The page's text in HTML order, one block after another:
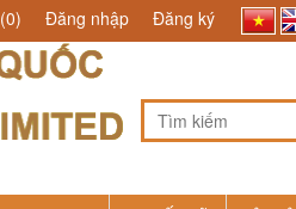
(0) Đăng nhập Đăng ký